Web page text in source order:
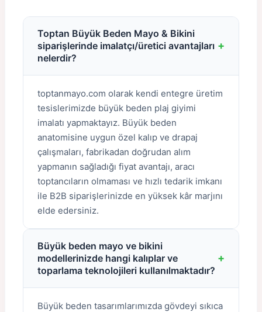
Toptan Büyük Beden Mayo & Bikini
siparişlerinde imalatçı/üretici avantajları
nelerdir?
+
toptanmayo.com olarak kendi entegre üretim
tesislerimizde büyük beden plaj giyimi
imalatı yapmaktayız. Büyük beden
anatomisine uygun özel kalıp ve drapaj
çalışmaları, fabrikadan doğrudan alım
yapmanın sağladığı fiyat avantajı, aracı
toptancıların olmaması ve hızlı tedarik imkanı
ile B2B siparişlerinizde en yüksek kâr marjını
elde edersiniz.
Büyük beden mayo ve bikini
modellerinizde hangi kalıplar ve
toparlama teknolojileri kullanılmaktadır?
+
Büyük beden tasarımlarımızda gövdeyi sıkıca